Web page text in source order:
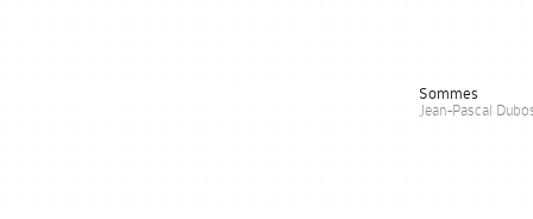
Sommes
Jean-Pascal